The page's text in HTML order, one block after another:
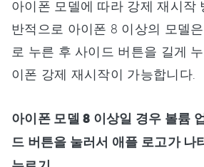
아이폰 모델에 따라 강제 재시작
반적으로 아이폰 8 이상의 모델
로 누른 후 사이드 버튼을 길게
이폰 강제 재시작이 가능합니다.
아이폰 모델 8 이상일 경우 볼륨
드 버튼을 눌러서 애플 로고가 나